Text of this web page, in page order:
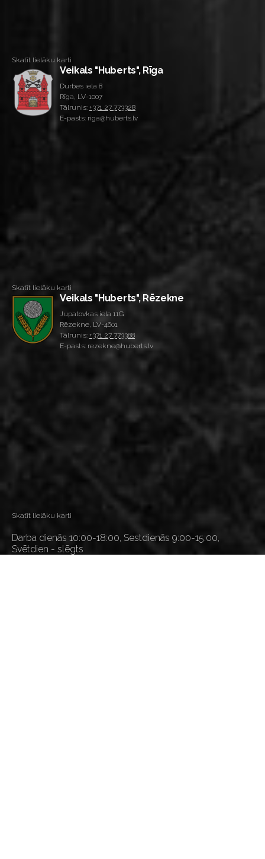
Skatīt lielāku karti
Veikals "Huberts", Rīga
Durbes iela 8
Rīga, LV-1007
Tālrunis: +371 27 773328
E-pasts: riga@huberts.lv
Skatīt lielāku karti
Veikals "Huberts", Rēzekne
Jupatovkas iela 11G
Rēzekne, LV-4601
Tālrunis: +371 27 773388
E-pasts: rezekne@huberts.lv
Skatīt lielāku karti
Darba dienās 10:00-18:00, Sestdienās 9:00-15:00,
Svētdien - slēgts